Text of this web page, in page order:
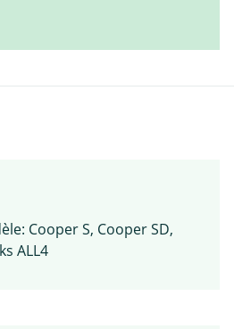
Cooper S, Cooper SD,
ALL4